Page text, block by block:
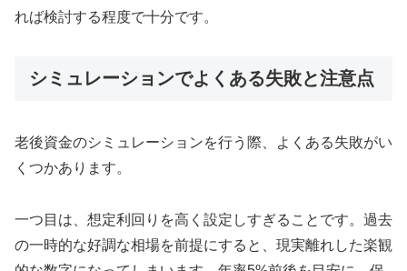
れば検討する程度で十分です。
シミュレーションでよくある失敗と注意点
老後資金のシミュレーションを行う際、よくある失敗がい
くつかあります。
一つ目は、想定利回りを高く設定しすぎることです。過去
の一時的な好調な相場を前提にすると、現実離れした楽観